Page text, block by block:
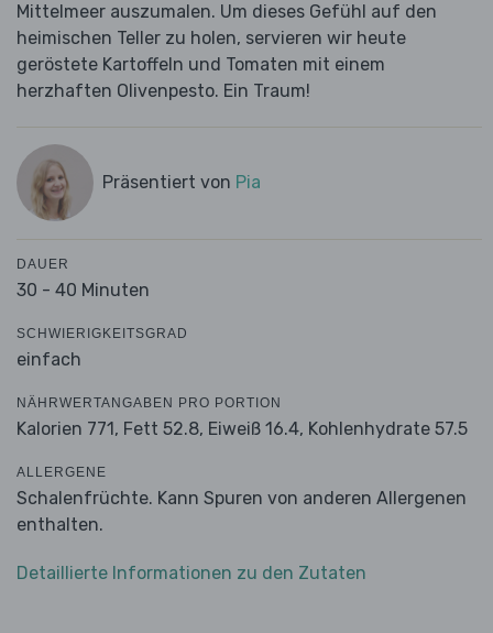
Mittelmeer auszumalen. Um dieses Gefühl auf den
heimischen Teller zu holen, servieren wir heute
geröstete Kartoffeln und Tomaten mit einem
herzhaften Olivenpesto. Ein Traum!
Präsentiert von Pia
DAUER
30 - 40 Minuten
SCHWIERIGKEITSGRAD
einfach
NÄHRWERTANGABEN PRO PORTION
Kalorien 771, Fett 52.8, Eiweiß 16.4, Kohlenhydrate 57.5
ALLERGENE
Schalenfrüchte. Kann Spuren von anderen Allergenen
enthalten.
Detaillierte Informationen zu den Zutaten